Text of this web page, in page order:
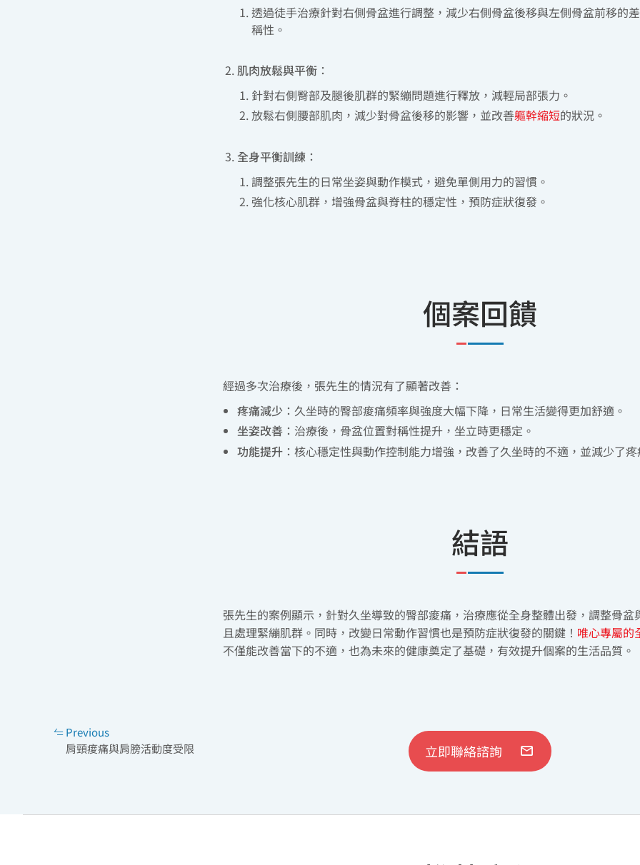
透過徒手治療針對右側骨盆進行調整，減少右側骨盆後移與左側骨盆前移的
稱性。
肌肉放鬆與平衡 ：
針對右側臀部及腿後肌群的緊繃問題進行釋放，減輕局部張力。
放鬆右側腰部肌肉，減少對骨盆後移的影響，並改善軀幹縮短的狀況。
全身平衡訓練 ：
調整張先生的日常坐姿與動作模式，避免單側用力的習慣。
強化核心肌群，增強骨盆與脊柱的穩定性，預防症狀復發。
個案回饋
經過多次治療後，張先生的情況有了顯著改善：
疼痛減少 ：久坐時的臀部痠痛頻率與強度大幅下降，日常生活變得更加舒適。
坐姿改善 ：治療後，骨盆位置對稱性提升，坐立時更穩定。
功能提升 ：核心穩定性與動作控制能力增強，改善了久坐時的不適，並減少了
結語
張先生的案例顯示，針對久坐導致的臀部痠痛，治療應從全身整體出發，調整骨盆
且處理緊繃肌群。同時，改變日常動作習慣也是預防症狀復發的關鍵！ 唯心專屬的
不僅能改善當下的不適，也為未來的健康奠定了基礎，有效提升個案的生活品質。
Previous
肩頸痠痛與肩膀活動度受限
立即聯絡諮詢